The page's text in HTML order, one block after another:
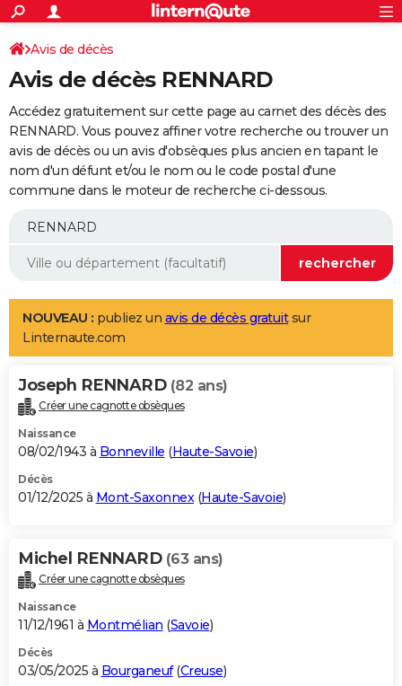
ACTUALITÉS
Politique
Société
Faits Divers
Education
Monde
Villes
+
SPORT
Coupe du monde 2026
Football
Tennis
Cyclisme
Rugby
Forum
Programme TV
TNT
Streaming
Cinéma
Sorties cinéma
Musique
+
FINANCE
Retraite
Epargne
Immobilier
Risques naturels par ville
Banque
Assurance
AUTO
Essais
Réserver un essai
Citadines
Berlines
SUV
Forum auto
+
Mobiles
Meilleur smartphone
Internet
Ordinateurs
Jeux vidéo
Guide high-tech
Aménagement intérieur
LIFESTYLE
Art de vivre
Bien-être
Loisirs
Mode
Modes de vie
Alimentation
Guide de la santé
Maladies
Médicaments
Sommeil
VOYAGE
Destinations
City break
Voyage nature
Voyage de noces
Forum
Climat
+PHOTO
GUIDES D'ACHAT
BONS PLANS
Carte de Noël
Carte Bonne année
Carte Saint-Valentin
Carte Pâques
Carte d'anniversaire
DICTIONNAIRE
Dictionnaire
Biographies
Citations
Expressions
Proverbes
PROGRAMME TV
S'inscrire
Se connecter
Lycées
Collèges
Primaires
Universités
Entreprises
Service militaire
Avis de recherche
AVIS DE DÉCÈS
Avis de décès
Avis de décès RENNARD
Accédez gratuitement sur cette page au carnet des décès des
RENNARD. Vous pouvez affiner votre recherche ou trouver un
avis de décès ou un avis d'obsèques plus ancien en tapant le
nom d'un défunt et/ou le nom ou le code postal d'une
commune dans le moteur de recherche ci-dessous.
NOUVEAU : publiez un avis de décès gratuitsur
Linternaute.com
Joseph RENNARD (82 ans)
Créer une cagnotte obsèques
Naissance
08/02/1943 à Bonneville (Haute-Savoie)
Décès
01/12/2025 à Mont-Saxonnex(Haute-Savoie)
Michel RENNARD (63 ans)
Créer une cagnotte obsèques
Naissance
11/12/1961 à Montmélian (Savoie)
Décès
03/05/2025 à Bourganeuf(Creuse)